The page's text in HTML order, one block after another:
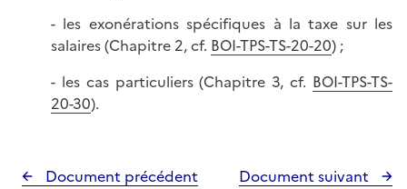
- les exonérations spécifiques à la taxe sur les
salaires (Chapitre 2, cf. BOI-TPS-TS-20-20) ;
- les cas particuliers (Chapitre 3, cf. BOI-TPS-TS-
20-30).
Document précédent Document suivant